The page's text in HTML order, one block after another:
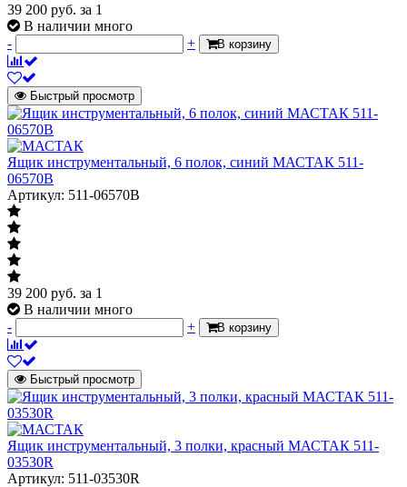
39 200 руб. за 1
В наличии много
-
+ В корзину
Быстрый просмотр
Ящик инструментальный, 6 полок, синий МАСТАК 511-
06570B
Артикул: 511-06570B
39 200 руб. за 1
В наличии много
-
+ В корзину
Быстрый просмотр
Ящик инструментальный, 3 полки, красный МАСТАК 511-
03530R
Артикул: 511-03530R